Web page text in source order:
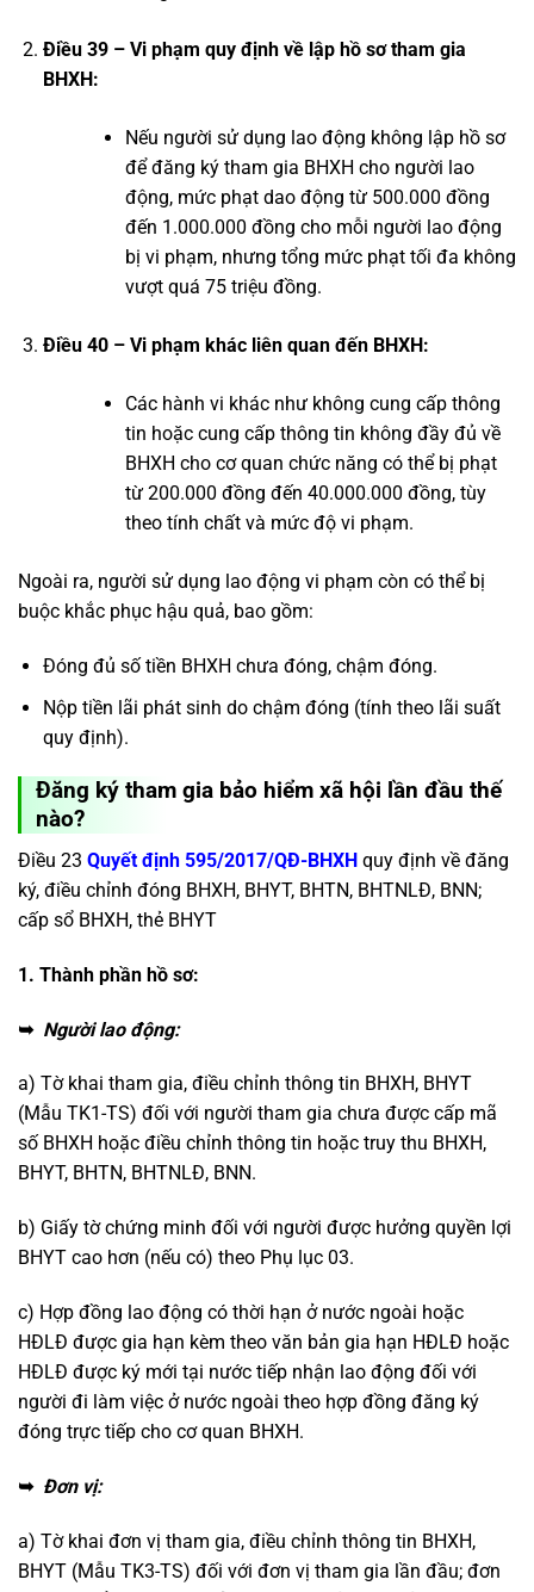
Điều 39 – Vi phạm quy định về lập hồ sơ tham gia
BHXH:
Nếu người sử dụng lao động không lập hồ sơ
để đăng ký tham gia BHXH cho người lao
động, mức phạt dao động từ 500.000 đồng
đến 1.000.000 đồng cho mỗi người lao động
bị vi phạm, nhưng tổng mức phạt tối đa không
vượt quá 75 triệu đồng.
Điều 40 – Vi phạm khác liên quan đến BHXH:
Các hành vi khác như không cung cấp thông
tin hoặc cung cấp thông tin không đầy đủ về
BHXH cho cơ quan chức năng có thể bị phạt
từ 200.000 đồng đến 40.000.000 đồng, tùy
theo tính chất và mức độ vi phạm.
Ngoài ra, người sử dụng lao động vi phạm còn có thể bị
buộc khắc phục hậu quả, bao gồm:
Đóng đủ số tiền BHXH chưa đóng, chậm đóng.
Nộp tiền lãi phát sinh do chậm đóng (tính theo lãi suất
quy định).
Đăng ký tham gia bảo hiểm xã hội lần đầu thế
nào?
Điều 23 Quyết định 595/2017/QĐ-BHXH quy định về đăng
ký, điều chỉnh đóng BHXH, BHYT, BHTN, BHTNLĐ, BNN;
cấp sổ BHXH, thẻ BHYT
1. Thành phần hồ sơ:
➥ Người lao động:
a) Tờ khai tham gia, điều chỉnh thông tin BHXH, BHYT
(Mẫu TK1-TS) đối với người tham gia chưa được cấp mã
số BHXH hoặc điều chỉnh thông tin hoặc truy thu BHXH,
BHYT, BHTN, BHTNLĐ, BNN.
b) Giấy tờ chứng minh đối với người được hưởng quyền lợi
BHYT cao hơn (nếu có) theo Phụ lục 03.
c) Hợp đồng lao động có thời hạn ở nước ngoài hoặc
HĐLĐ được gia hạn kèm theo văn bản gia hạn HĐLĐ hoặc
HĐLĐ được ký mới tại nước tiếp nhận lao động đối với
người đi làm việc ở nước ngoài theo hợp đồng đăng ký
đóng trực tiếp cho cơ quan BHXH.
➥ Đơn vị:
a) Tờ khai đơn vị tham gia, điều chỉnh thông tin BHXH,
BHYT (Mẫu TK3-TS) đối với đơn vị tham gia lần đầu; đơn